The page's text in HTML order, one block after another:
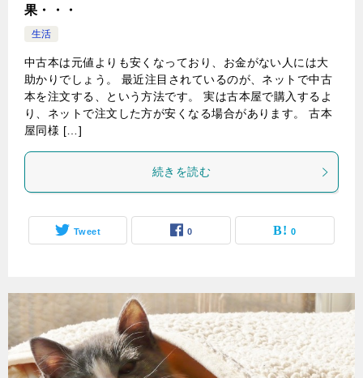
果・・・
生活
中古本は元値よりも安くなっており、お金がない人には大
助かりでしょう。 最近注目されているのが、ネットで中古
本を注文する、という方法です。 実は古本屋で購入するよ
り、ネットで注文した方が安くなる場合があります。 古本
屋同様 […]
続きを読む
Tweet 0 0